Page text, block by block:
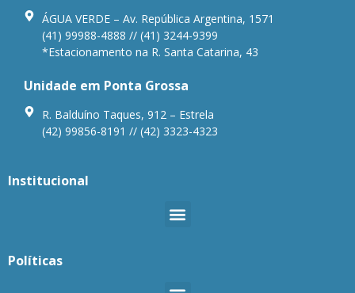
ÁGUA VERDE – Av. República Argentina, 1571
(41) 99988-4888 // (41) 3244-9399
*Estacionamento na R. Santa Catarina, 43
Unidade em Ponta Grossa
R. Balduíno Taques, 912 – Estrela
(42) 99856-8191 // (42) 3323-4323
Institucional
Políticas